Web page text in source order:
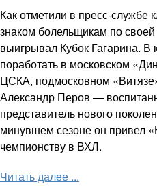
Как отметили в пресс-
знаком болельщикам по
выигрывал Кубок Гагарина. В
поработать в московском
ЦСКА, подмосковном
Александр Перов —
представитель нового
минувшем сезоне он привел
чемпионству в ВХЛ.
Читать далее ...